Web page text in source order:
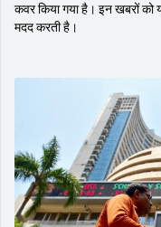
कवर किया गया है। इन खबरों को
मदद करती है।